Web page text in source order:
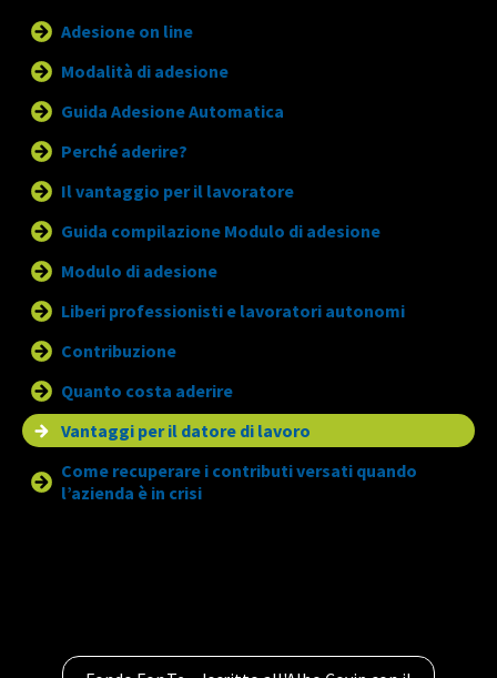
Adesione on line
Modalità di adesione
Guida Adesione Automatica
Perché aderire?
Il vantaggio per il lavoratore
Guida compilazione Modulo di adesione
Modulo di adesione
Liberi professionisti e lavoratori autonomi
Contribuzione
Quanto costa aderire
Vantaggi per il datore di lavoro
Come recuperare i contributi versati quando
l’azienda è in crisi